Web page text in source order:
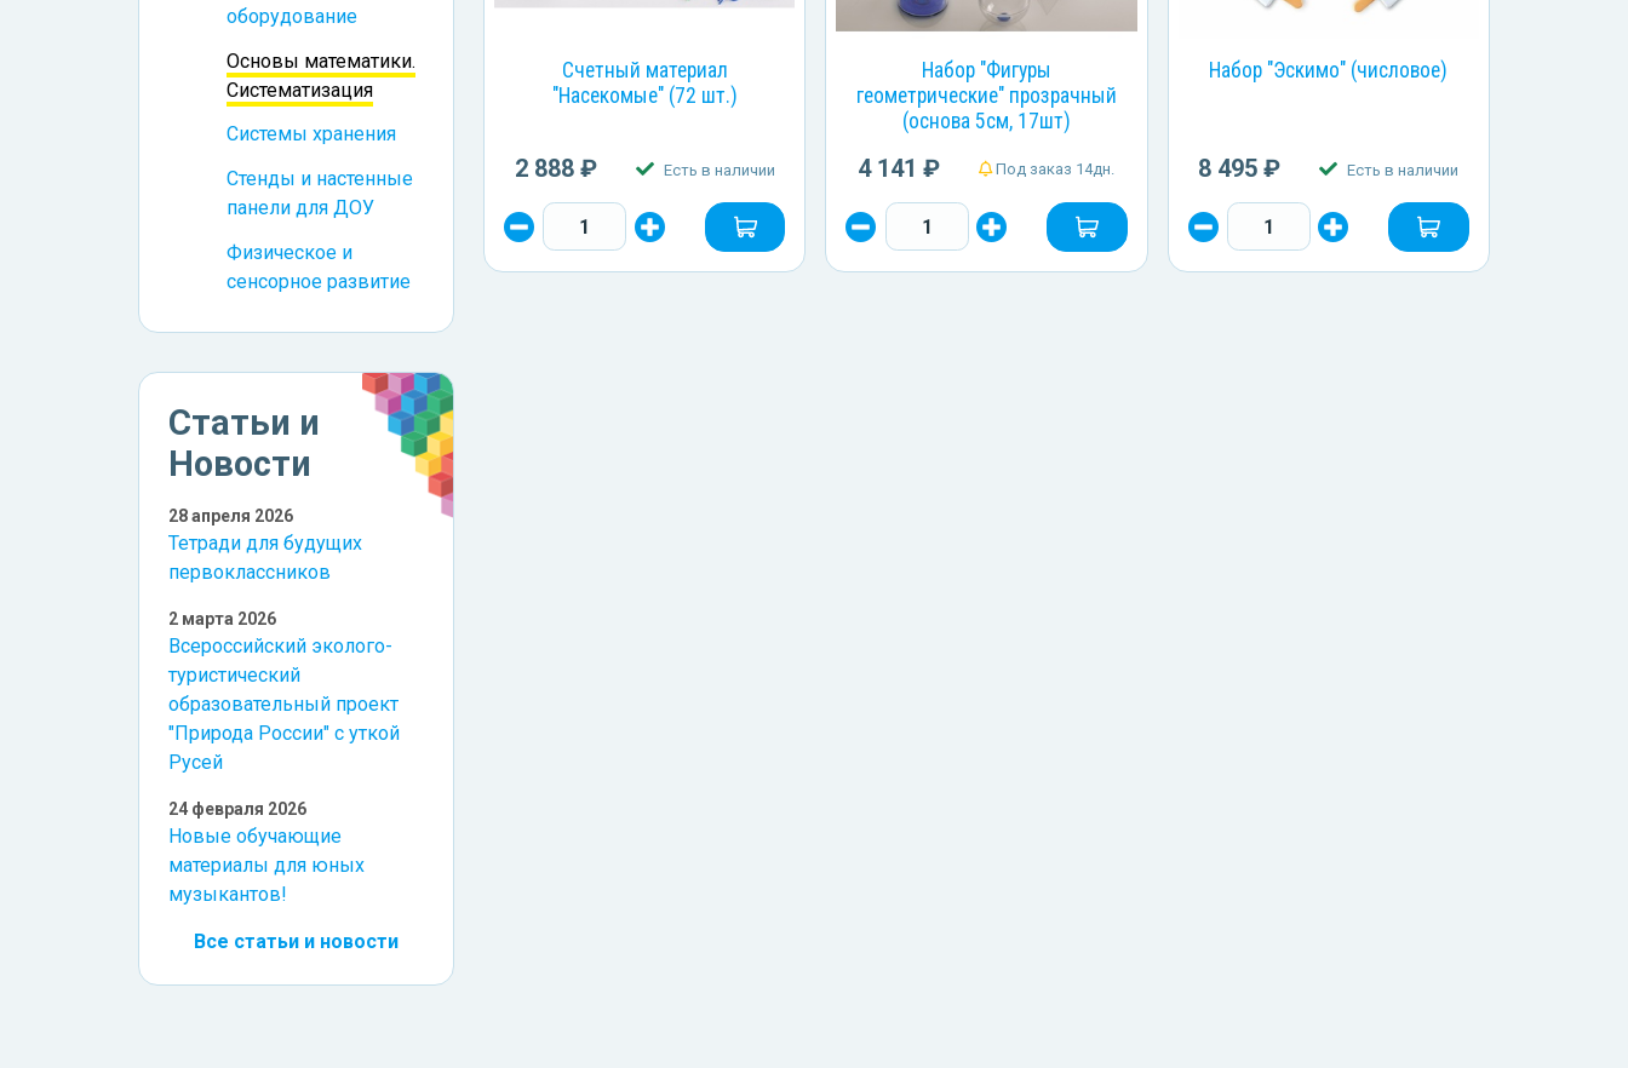
оборудование
Основы математики.
Систематизация
Системы хранения
Стенды и настенные
панели для ДОУ
Физическое и
сенсорное развитие
Статьи и
Новости
28 апреля 2026
Тетради для будущих
первоклассников
2 марта 2026
Всероссийский эколого-
туристический
образовательный проект
"Природа России" с уткой
Русей
24 февраля 2026
Новые обучающие
материалы для юных
музыкантов!
Все статьи и новости
Счетный материал
"Насекомые" (72 шт.)
2 888 ₽ Есть в наличии
Набор "Фигуры
геометрические" прозрачный
(основа 5см, 17шт)
4 141 ₽ Под заказ 14дн.
Набор "Эскимо" (числовое)
8 495 ₽ Есть в наличии